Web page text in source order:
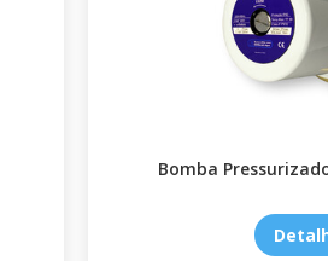
Bomba